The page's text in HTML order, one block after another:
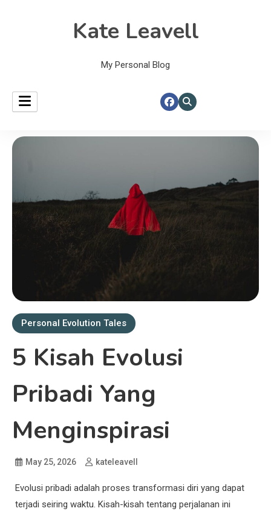
Kate Leavell
My Personal Blog
Personal Evolution Tales
5 Kisah Evolusi
Pribadi Yang
Menginspirasi
May 25, 2026 kateleavell
Evolusi pribadi adalah proses transformasi diri yang dapat
terjadi seiring waktu. Kisah-kisah tentang perjalanan ini